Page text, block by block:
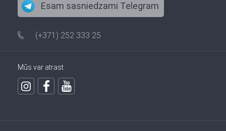
Esam sasniedzami Telegram
(+371) 252 333 25
Mūs var atrast